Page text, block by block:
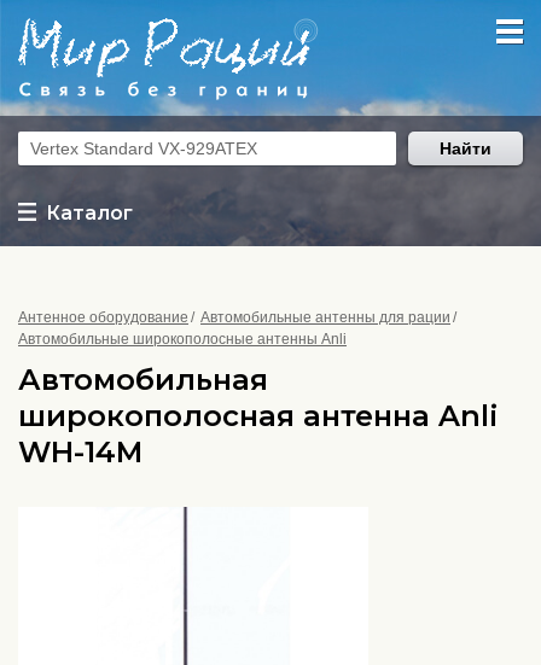
Каталог
Найти
Антенное оборудование
Автомобильные антенны для рации
Автомобильные широкополосные антенны Anli
Автомобильная
широкополосная антенна Anli
WH-14M